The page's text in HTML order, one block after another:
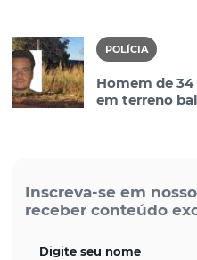
POLÍCIA
Homem de
em terreno
Inscreva-se em
receber conteúdo
Digite seu nome